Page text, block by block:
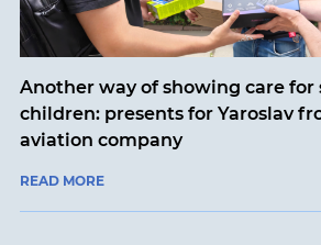
Another way of showing care for
children: presents for Yaroslav
aviation company
READ MORE